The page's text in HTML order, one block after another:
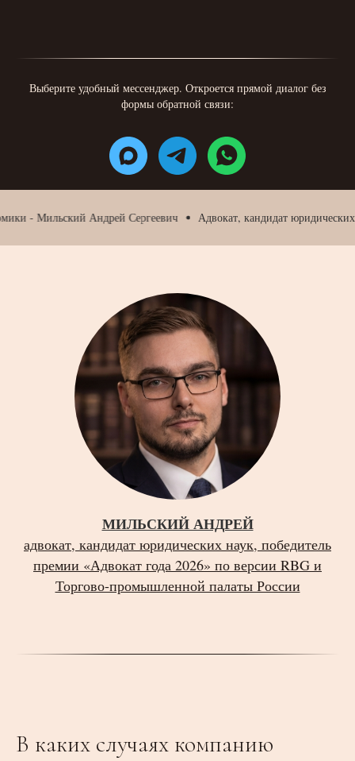
Выберите удобный мессенджер. Откроется прямой диалог без
формы обратной связи:
Мильский Андрей Сергеевич Адвокат, кандидат юридических
МИЛЬСКИЙ АНДРЕЙ
адвокат, кандидат юридических наук, победитель
премии «Адвокат года 2026» по версии RBG и
Торгово-промышленной палаты России
В каких случаях компанию